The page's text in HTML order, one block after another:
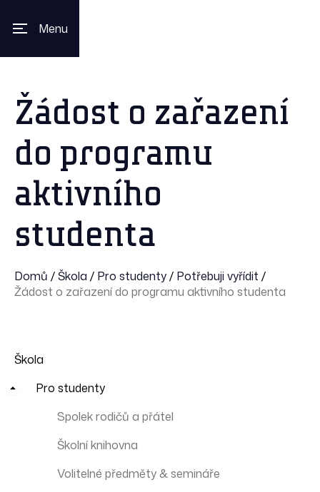
Menu
Žádost o zařazení
do programu
aktivního
studenta
Domů /Škola / Pro studenty/ Potřebuji vyřídit /
Žádost o zařazení do programu aktivního studenta
Škola
Pro studenty
Spolek rodičů a přátel
Školní knihovna
Volitelné předměty & semináře